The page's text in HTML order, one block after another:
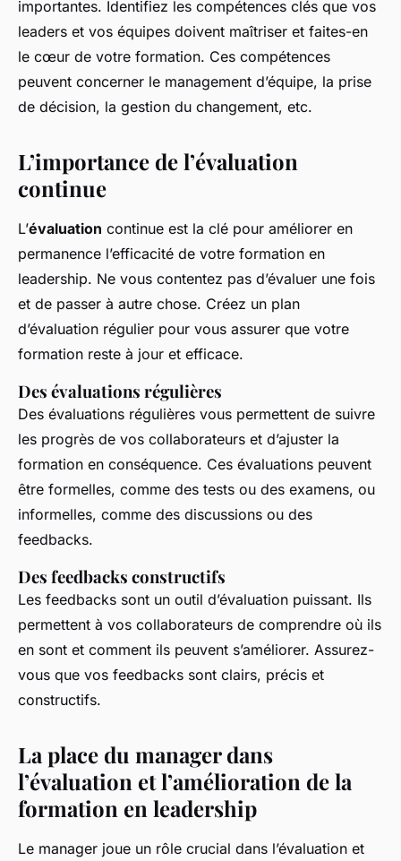
importantes. Identifiez les compétences clés que vos
leaders et vos équipes doivent maîtriser et faites-en
le cœur de votre formation. Ces compétences
peuvent concerner le management d’équipe, la prise
de décision, la gestion du changement, etc.
L’importance de l’évaluation
continue
L’évaluation continue est la clé pour améliorer en
permanence l’efficacité de votre formation en
leadership. Ne vous contentez pas d’évaluer une fois
et de passer à autre chose. Créez un plan
d’évaluation régulier pour vous assurer que votre
formation reste à jour et efficace.
Des évaluations régulières
Des évaluations régulières vous permettent de suivre
les progrès de vos collaborateurs et d’ajuster la
formation en conséquence. Ces évaluations peuvent
être formelles, comme des tests ou des examens, ou
informelles, comme des discussions ou des
feedbacks.
Des feedbacks constructifs
Les feedbacks sont un outil d’évaluation puissant. Ils
permettent à vos collaborateurs de comprendre où ils
en sont et comment ils peuvent s’améliorer. Assurez-
vous que vos feedbacks sont clairs, précis et
constructifs.
La place du manager dans
l’évaluation et l’amélioration de la
formation en leadership
Le manager joue un rôle crucial dans l’évaluation et